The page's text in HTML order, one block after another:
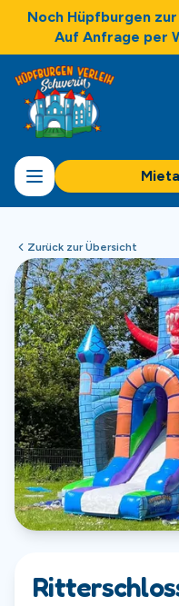
Noch Hüpfburgen
Auf Anfrage per
Zurück zur Übersicht